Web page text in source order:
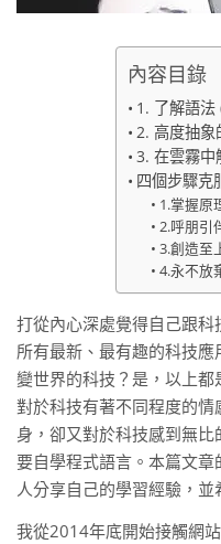
內容目錄
1. 了解語法
2. 高度抽象
3. 在雲霧中
四個步驟克
1.掌握原
2.呼朋引
3.創造至
4.永不放
打從內心深處覺得自己跟
所有最新、最有趣的科技
變世界的科技？是，以上
對於科技有著不同程度的
身，卻又對於科技感到無
要自學程式語言。本篇文
人分享自己的學習經驗，並
我從2014年底開始接觸網